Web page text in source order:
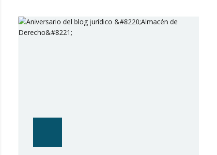
evaluación de la excelencia jurídica en España.
Tras más de una década de trayectoria en